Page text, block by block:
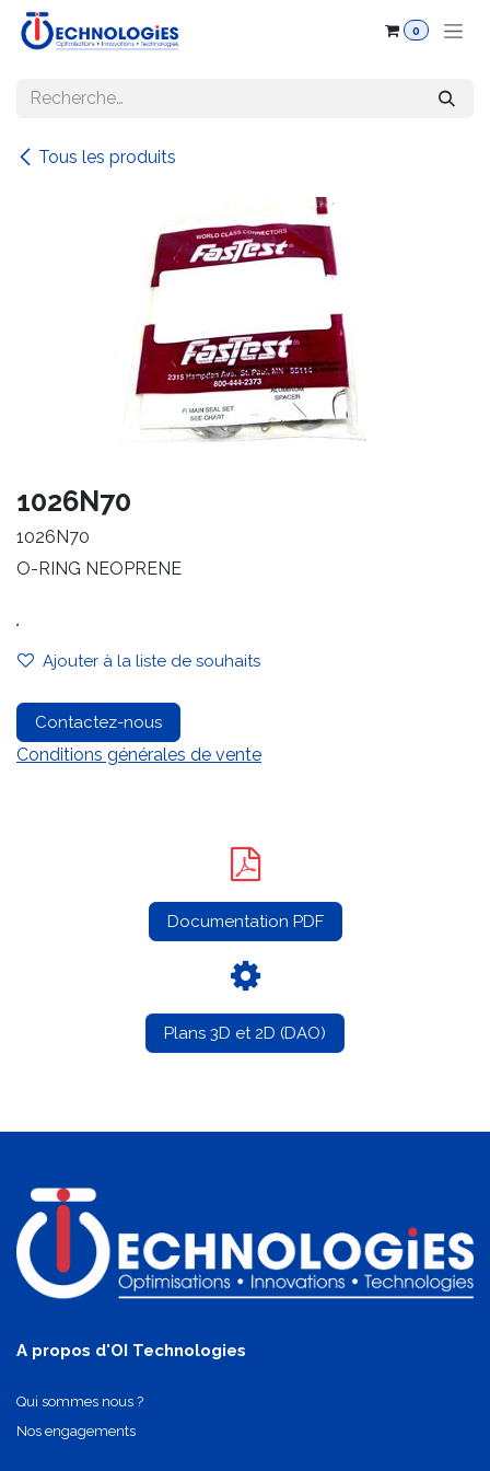
Se rendre au contenu
0
Tous les produits
1026N70
1026N70
O-RING NEOPRENE
.
Ajouter à la liste de souhaits
Contactez-nous
Conditions générales de vente
Documentation PDF
Plans 3D et 2D (DAO)
A propos d'OI Technologies
Qui sommes nous ?
Nos engagements